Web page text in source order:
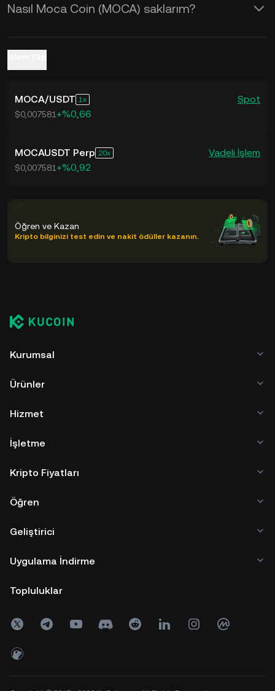
Nasıl Moca Coin (MOCA) saklarım?
MOCA/USDT 1 Spot
$0,007581 +%0,66
MOCAUSDT Perp 20 Vadeli İşlem
$0,007581 +%0,92
Öğren ve Kazan
Kripto bilginizi test edin ve nakit ödüller kazanın.
Kurumsal
Ürünler
Hizmet
İşletme
Kripto Fiyatları
Öğren
Geliştirici
Uygulama İndirme
Topluluklar